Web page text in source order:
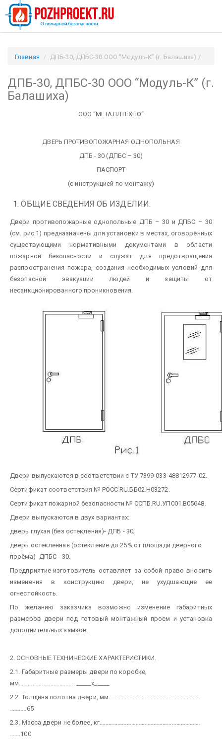
Главная
ДПБ-30, ДПБС-30 ООО “Модуль-К” (г. Балашиха) /
ДПБ-30, ДПБС-30 ООО “Модуль-К” (г.
Балашиха)
ООО “МЕТАЛЛТЕХНО“
ДВЕРЬ ПРОТИВОПОЖАРНАЯ ОДНОПОЛЬНАЯ
ДПБ - 30 (ДПБС – 30)
ПАСПОРТ
(с инструкцией по монтажу)
1. ОБЩИЕ СВЕДЕНИЯ ОБ ИЗДЕЛИИ.
Двери противопожарные однопольные ДПБ – 30 и ДПБС – 30
(см. рис.1) предназначены для установки в местах, оговорённых
существующими нормативными документами в области
пожарной безопасности и служат для предотвращения
распространения пожара, создания необходимых условий для
безопасной эвакуации людей и защиты от
несанкционированного проникновения.
Двери выпускаются в соответствии с ТУ 7399-033-48812977-02.
Сертификат соответствия № РОСС RU.ББ02.Н03272.
Сертификат пожарной безопасности № ССПБ.RU.УП001.В05648.
Двери выпускаются в двух вариантах:
дверь глухая (без остекления)- ДПБ - 30;
дверь остекленная (остекление до 25% от площади дверного
проёма)- ДПБС - 30.
Предприятие-изготовитель оставляет за собой право вносить
изменения в конструкцию двери, не ухудшающие ее
огнестойкость.
По желанию заказчика возможно изменение габаритных
размеров двери под готовый монтажный проем и установка
дополнительных замков.
2. ОСНОВНЫЕ ТЕХНИЧЕСКИЕ ХАРАКТЕРИСТИКИ.
2.1. Габаритные размеры двери по коробке,
мм…………………………….... _____х_____
2.2. Толщина полотна двери, мм……………………………….…………………...
………..65
2.3. Масса двери не более, кг………………………………………………………….
…….100